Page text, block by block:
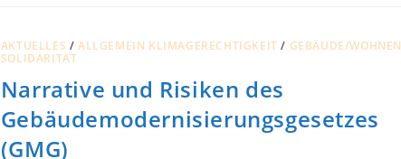
DES
AKTUELLES /ALLGEMEIN KLIMAGERECHTIGKEIT / GEBÄUDE/WOHNEN
SOLIDARITÄT
Narrative und Risiken des
Gebäudemodernisierungsgesetzes
(GMG)